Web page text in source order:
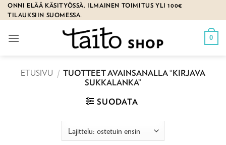
Skip
to
ONNI ELÄÄ KÄSITYÖSSÄ. ILMAINEN TOIMITUS YLI 100€
TILAUKSIIN SUOMESSA.
0
ETUSIVU / TUOTTEET AVAINSANALLA “KIRJAVA
SUKKALANKA”
SUODATA